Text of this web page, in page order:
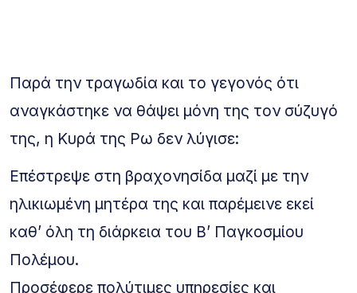
Παρά την τραγωδία και το γεγονός ότι
αναγκάστηκε να θάψει μόνη της τον σύζυγό
της, η Κυρά της Ρω δεν λύγισε:
Επέστρεψε στη βραχονησίδα μαζί με την
ηλικιωμένη μητέρα της και παρέμεινε εκεί
καθ’ όλη τη διάρκεια του Β’ Παγκοσμίου
Πολέμου.
Προσέφερε πολύτιμες υπηρεσίες και